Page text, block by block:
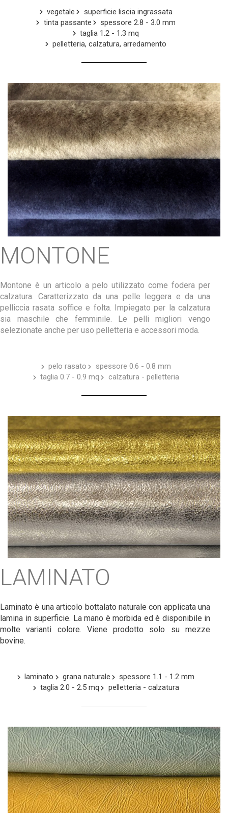
vegetale
superficie liscia ingrassata
tinta passante
spessore 2.8 - 3.0 mm
taglia 1.2 - 1.3 mq
pelletteria, calzatura, arredamento
MONTONE
Montone è un articolo a pelo utilizzato come fodera per
calzatura. Caratterizzato da una pelle leggera e da una
pelliccia rasata soffice e folta. Impiegato per la calzatura
sia maschile che femminile. Le pelli migliori vengo
selezionate anche per uso pelletteria e accessori moda.
pelo rasato
spessore 0.6 - 0.8 mm
taglia 0.7 - 0.9 mq
calzatura - pelletteria
LAMINATO
Laminato è una articolo bottalato naturale con applicata una
lamina in superficie. La mano è morbida ed è disponibile in
molte varianti colore. Viene prodotto solo su mezze
bovine.
laminato grana naturale
spessore 1.1 - 1.2 mm
taglia 2.0 - 2.5 mq
pelletteria - calzatura